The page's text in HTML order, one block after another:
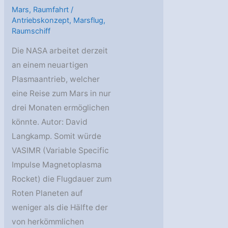
Mars, Raumfahrt /
Antriebskonzept, Marsflug,
Raumschiff
Die NASA arbeitet derzeit
an einem neuartigen
Plasmaantrieb, welcher
eine Reise zum Mars in nur
drei Monaten ermöglichen
könnte. Autor: David
Langkamp. Somit würde
VASIMR (Variable Specific
Impulse Magnetoplasma
Rocket) die Flugdauer zum
Roten Planeten auf
weniger als die Hälfte der
von herkömmlichen